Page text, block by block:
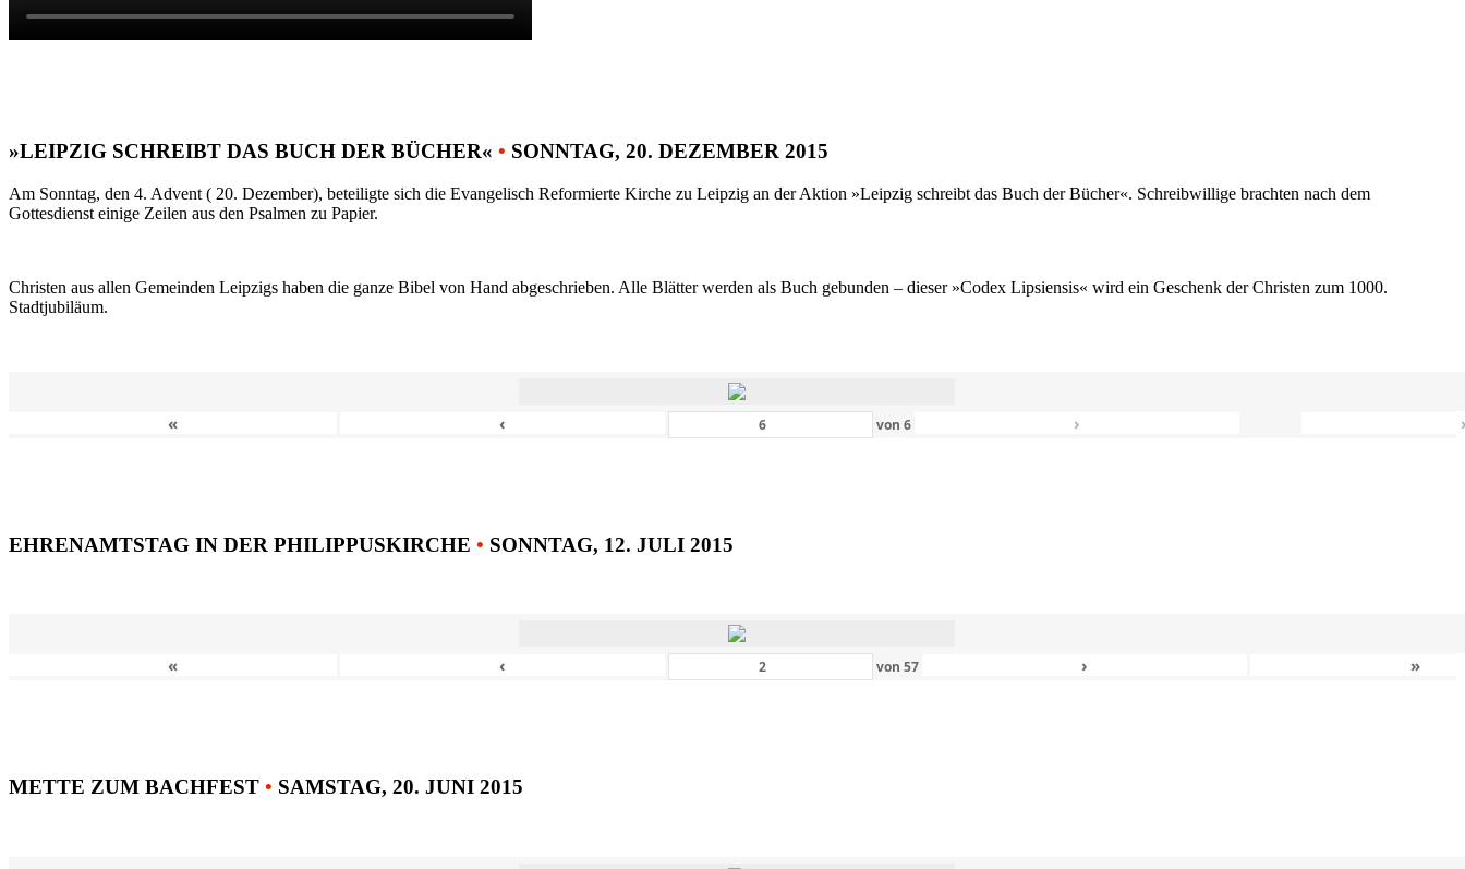
»LEIPZIG SCHREIBT DAS BUCH DER BÜCHER« • SONNTAG, 20. DEZEMBER 2015
Am Sonntag, den 4. Advent ( 20. Dezember), beteiligte sich die Evangelisch Reformierte Kirche zu Leipzig an der Aktion »Leipzig schreibt das Buch der Bücher«. Schreibwillige brachten nach dem
Gottesdienst einige Zeilen aus den Psalmen zu Papier.
Christen aus allen Gemeinden Leipzigs haben die ganze Bibel von Hand abgeschrieben. Alle Blätter werden als Buch gebunden – dieser »Codex Lipsiensis« wird ein Geschenk der Christen zum 1000.
Stadtjubiläum.
« ‹ von6 ›
EHRENAMTSTAG IN DER PHILIPPUSKIRCHE • SONNTAG, 12. JULI 2015
« ‹ von57 › »
METTE ZUM BACHFEST • SAMSTAG, 20. JUNI 2015